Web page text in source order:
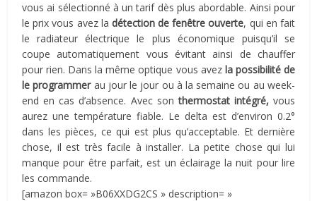
vous ai sélectionné à un tarif dès plus abordable. Ainsi pour
le prix vous avez la détection de fenêtre ouverte, qui en fait
le radiateur électrique le plus économique puisqu’il se
coupe automatiquement vous évitant ainsi de chauffer
pour rien. Dans la même optique vous avezla possibilité de
le programmer au jour le jour ou à la semaine ou au week-
end en cas d’absence. Avec sonthermostat intégré, vous
aurez une température fiable. Le delta est d’environ 0.2°
dans les pièces, ce qui est plus qu’acceptable. Et dernière
chose, il est très facile à installer. La petite chose qui lui
manque pour être parfait, est un éclairage la nuit pour lire
les commande.
[amazon box= »B06XXDG2CS » description= »